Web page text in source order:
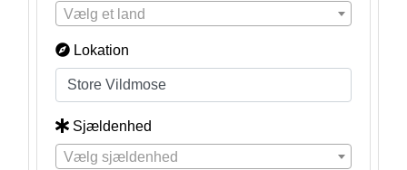
Vælg et land
Lokation
Sjældenhed
Vælg sjældenhed